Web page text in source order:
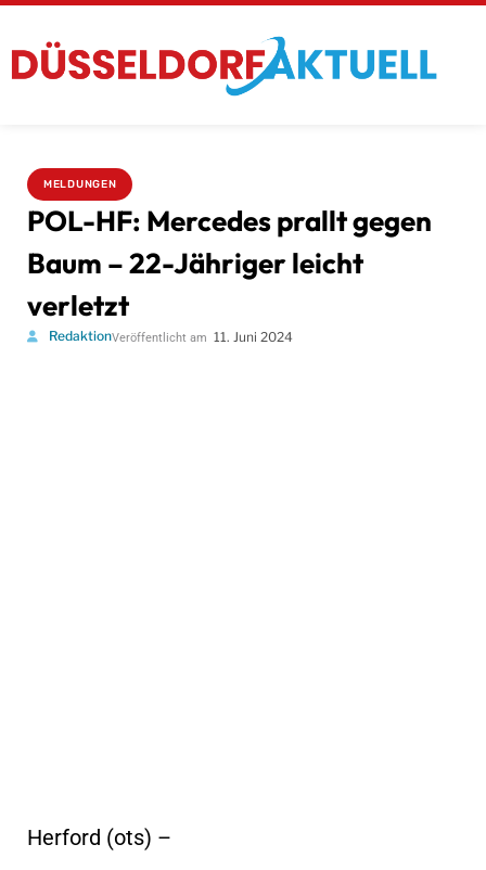
MELDUNGEN
POL-HF: Mercedes prallt gegen
Baum – 22-Jähriger leicht
verletzt
RedaktionVeröffentlicht am 11. Juni 2024
Herford (ots) –